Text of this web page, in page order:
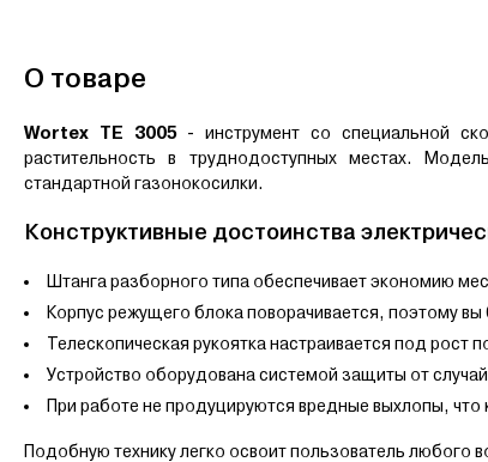
О товаре
Wortex TE 3005- инструмент со специальной
растительность в труднодоступных местах.
стандартной газонокосилки.
Конструктивные достоинства
Штанга разборного типа обеспечивает экономию
Корпус режущего блока поворачивается, поэтому
Телескопическая рукоятка настраивается под рост
Устройство оборудована системой защиты от
При работе не продуцируются вредные выхлопы, что
Подобную технику легко освоит пользователь любого